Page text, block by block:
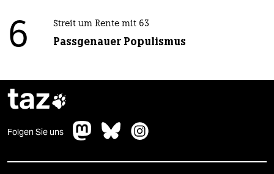
6 Streit um Rente mit 63
Passgenauer Populismus
taz
Folgen Sie uns